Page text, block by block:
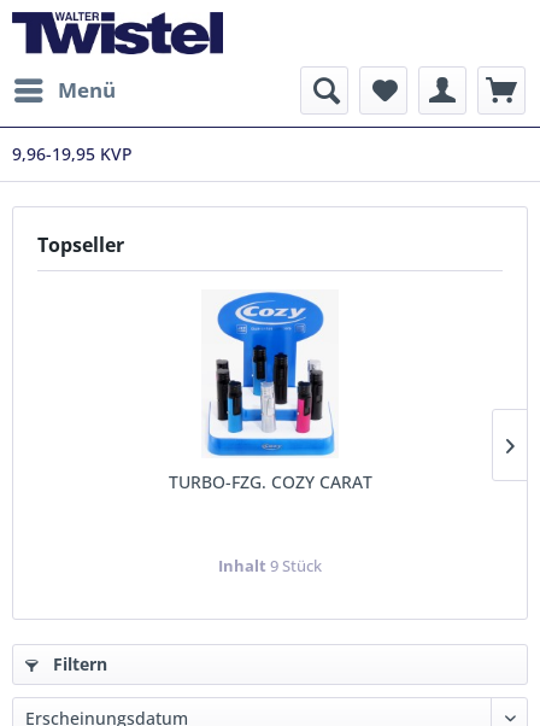
Menü
9,96-19,95 KVP
Topseller
TURBO-FZG. COZY CARAT
Inhalt 9 Stück
Filtern